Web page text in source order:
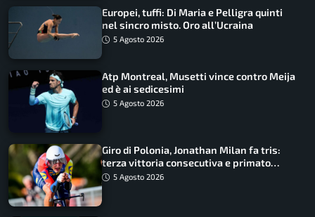
Europei, tuffi: Di Maria e Pelligra quinti
nel sincro misto. Oro all’Ucraina
5 Agosto 2026
Atp Montreal, Musetti vince contro Meija
ed è ai sedicesimi
5 Agosto 2026
Giro di Polonia, Jonathan Milan fa tris:
terza vittoria consecutiva e primato
rafforzato
5 Agosto 2026